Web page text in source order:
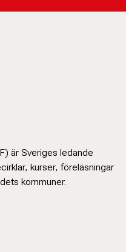
är Sveriges ledande
kurser, föreläsningar
kommuner.